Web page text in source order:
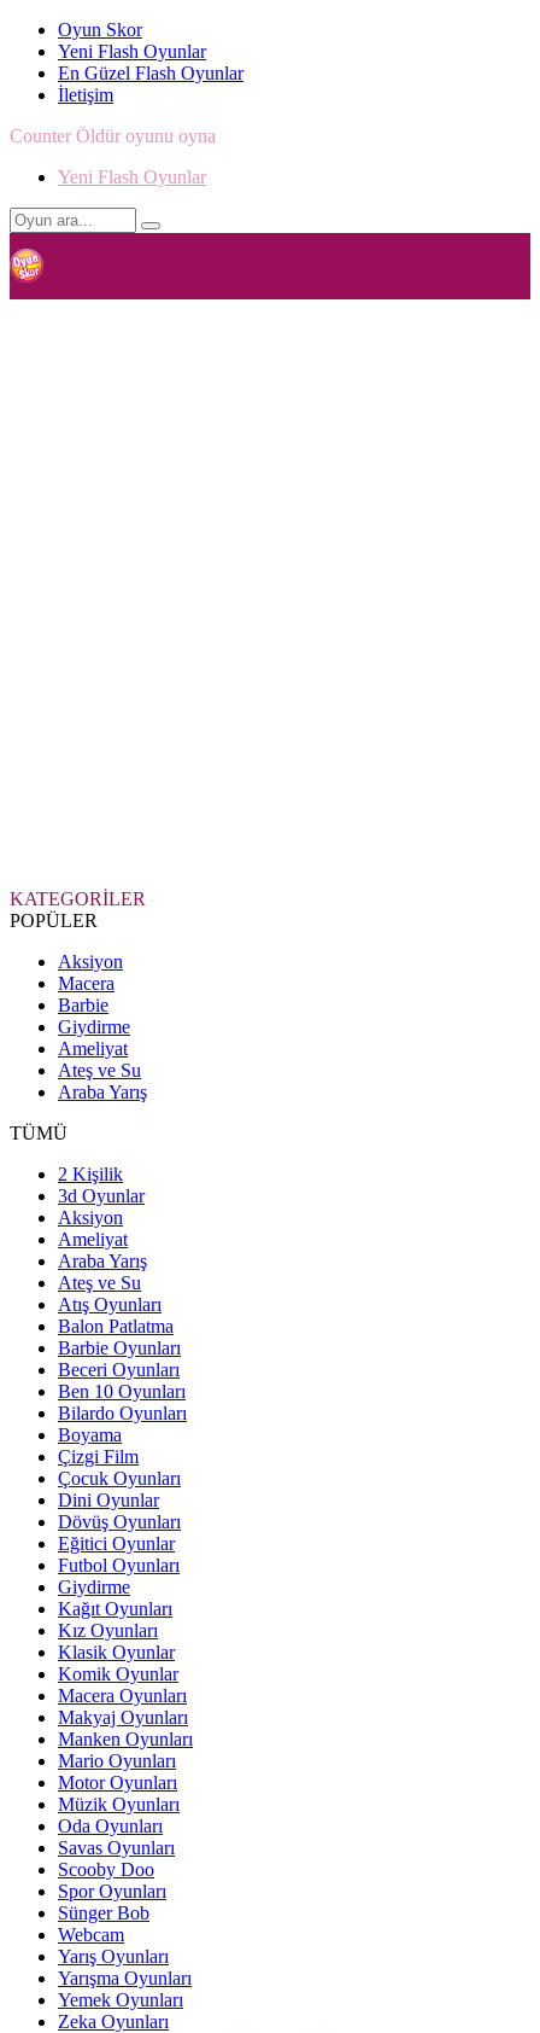
Oyun Skor
Yeni Flash Oyunlar
En Güzel Flash Oyunlar
İletişim
Counter Öldür oyunu oyna
Yeni Flash Oyunlar
KATEGORİLER
POPÜLER
Aksiyon
Macera
Barbie
Giydirme
Ameliyat
Ateş ve Su
Araba Yarış
TÜMÜ
2 Kişilik
3d Oyunlar
Aksiyon
Ameliyat
Araba Yarış
Ateş ve Su
Atış Oyunları
Balon Patlatma
Barbie Oyunları
Beceri Oyunları
Ben 10 Oyunları
Bilardo Oyunları
Boyama
Çizgi Film
Çocuk Oyunları
Dini Oyunlar
Dövüş Oyunları
Eğitici Oyunlar
Futbol Oyunları
Giydirme
Kağıt Oyunları
Kız Oyunları
Klasik Oyunlar
Komik Oyunlar
Macera Oyunları
Makyaj Oyunları
Manken Oyunları
Mario Oyunları
Motor Oyunları
Müzik Oyunları
Oda Oyunları
Savas Oyunları
Scooby Doo
Spor Oyunları
Sünger Bob
Webcam
Yarış Oyunları
Yarışma Oyunları
Yemek Oyunları
Zeka Oyunları